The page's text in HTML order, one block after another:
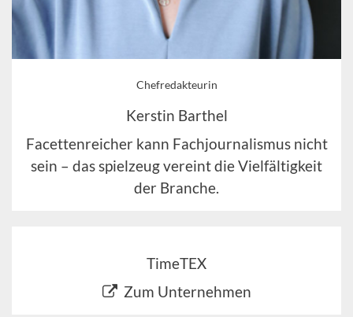
Chefredakteurin
Kerstin Barthel
Facettenreicher kann Fachjournalismus nicht
sein – das spielzeug vereint die Vielfältigkeit
der Branche.
TimeTEX
Zum Unternehmen